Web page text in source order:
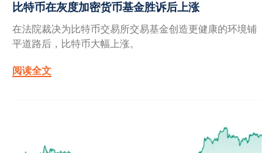
比特币在灰度加密货币基金胜诉后上涨
在法院裁决为比特币交易所交易基金创造更健康的环境铺
平道路后，比特币大幅上涨。
阅读全文